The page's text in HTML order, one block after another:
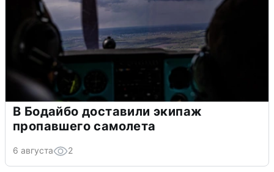
В Бодайбо доставили экипаж
пропавшего самолета
6 августа 2